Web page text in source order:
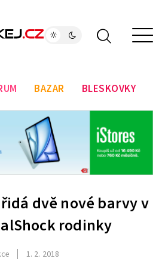
BAZAR BLESKOVKY
dvě nové barvy v
rodinky
1. 2. 2018